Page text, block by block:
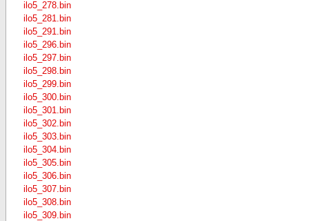
ilo5_278.bin
ilo5_281.bin
ilo5_291.bin
ilo5_296.bin
ilo5_297.bin
ilo5_298.bin
ilo5_299.bin
ilo5_300.bin
ilo5_301.bin
ilo5_302.bin
ilo5_303.bin
ilo5_304.bin
ilo5_305.bin
ilo5_306.bin
ilo5_307.bin
ilo5_308.bin
ilo5_309.bin